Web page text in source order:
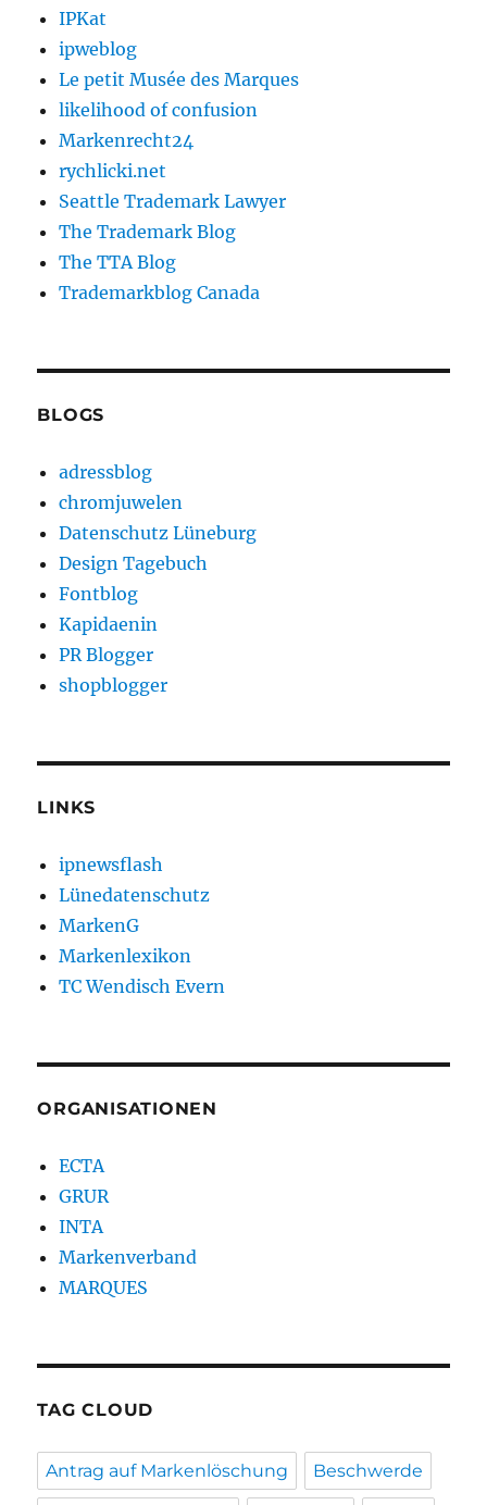
IPKat
ipweblog
Le petit Musée des Marques
likelihood of confusion
Markenrecht24
rychlicki.net
Seattle Trademark Lawyer
The Trademark Blog
The TTA Blog
Trademarkblog Canada
BLOGS
adressblog
chromjuwelen
Datenschutz Lüneburg
Design Tagebuch
Fontblog
Kapidaenin
PR Blogger
shopblogger
LINKS
ipnewsflash
Lünedatenschutz
MarkenG
Markenlexikon
TC Wendisch Evern
ORGANISATIONEN
ECTA
GRUR
INTA
Markenverband
MARQUES
TAG CLOUD
Antrag auf Markenlöschung Beschwerde